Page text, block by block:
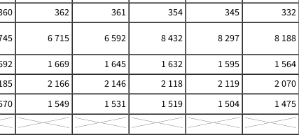
362 361 354 345
332
6 715 6 592 8 432 8 297
8 188
1 669 1 645 1 632 1 595
1 564
2 166 2 146 2 118 2 119
2 070
1 549 1 531 1 519 1 504
1 475